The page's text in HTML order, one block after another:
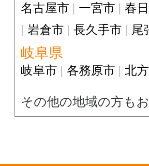
名古屋市 一宮市 春
岩倉市
長久手市 尾
岐阜県
岐阜市 各務原市 北
その他の地域の方も